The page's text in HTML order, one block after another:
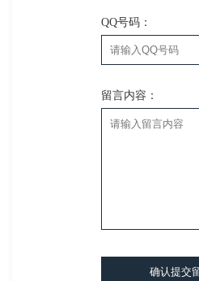
QQ号码：
留言内容：
确认提交